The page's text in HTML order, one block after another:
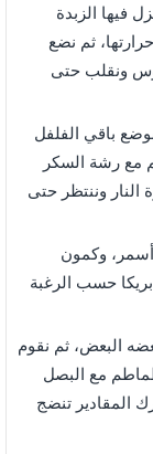
فيها الزبدة
ثم نضع
ونقلب حتى
باقي الفلفل
مع رشة السكر
النار وننتظر حتى
أسمر، وكمون
حسب الرغبة
البعض، ثم نقوم
مع البصل
المقادير تنضج